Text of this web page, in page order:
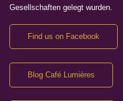
Gesellschaften gelegt wurden.
Find us on Facebook
Blog Café Lumières